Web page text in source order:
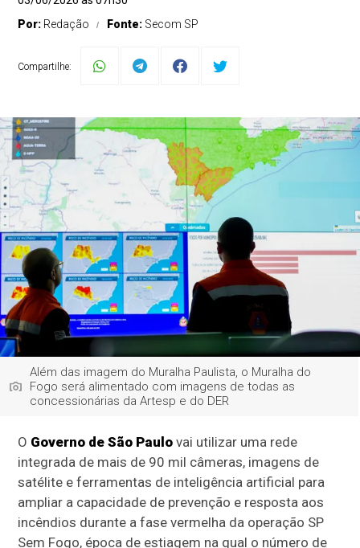
Por: Redação Fonte: Secom SP
Compartilhe:
Além das imagem do Muralha Paulista, o Muralha do
Fogo será alimentado com imagens de todas as
concessionárias da Artesp e do DER
O Governo de São Paulo vai utilizar uma rede
integrada de mais de 90 mil câmeras, imagens de
satélite e ferramentas de inteligência artificial para
ampliar a capacidade de prevenção e resposta aos
incêndios durante a fase vermelha da operação SP
Sem Fogo, época de estiagem na qual o número de